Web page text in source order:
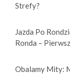
Strefy?
Jazda Po
Ronda –
Obalamy Mity: